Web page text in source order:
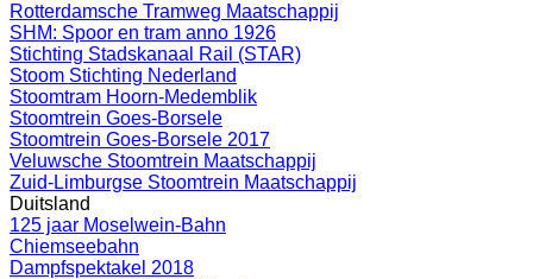
Rotterdamsche Tramweg Maatschappij
SHM: Spoor en tram anno 1926
Stichting Stadskanaal Rail (STAR)
Stoom Stichting Nederland
Stoomtram Hoorn-Medemblik
Stoomtrein Goes-Borsele
Stoomtrein Goes-Borsele 2017
Veluwsche Stoomtrein Maatschappij
Zuid-Limburgse Stoomtrein Maatschappij
Duitsland
125 jaar Moselwein-Bahn
Chiemseebahn
Dampfspektakel 2018